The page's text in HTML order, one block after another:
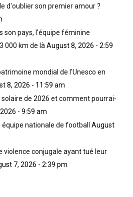
d'oublier son premier amour ?
son pays, l'équipe féminine
000 km de là August 8, 2026 - 2:59
mondial de l'Unesco en
8, 2026 - 11:59 am
de 2026 et comment pourrai-
- 9:59 am
équipe nationale de football
August
violence conjugale ayant tué leur
7, 2026 - 2:39 pm